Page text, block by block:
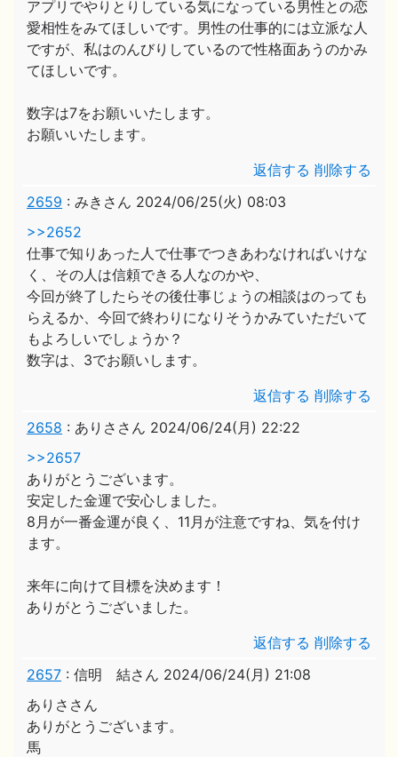
アプリでやりとりしている気になっている男性との恋
愛相性をみてほしいです。男性の仕事的には立派な人
ですが、私はのんびりしているので性格面あうのかみ
てほしいです。
数字は7をお願いいたします。
お願いいたします。
返信する 削除する
2659 : みきさん 2024/06/25(火) 08:03
>>2652
仕事で知りあった人で仕事でつきあわなければいけな
く、その人は信頼できる人なのかや、
今回が終了したらその後仕事じょうの相談はのっても
らえるか、今回で終わりになりそうかみていただいて
もよろしいでしょうか？
数字は、3でお願いします。
返信する 削除する
2658 : ありささん 2024/06/24(月) 22:22
>>2657
ありがとうございます。
安定した金運で安心しました。
8月が一番金運が良く、11月が注意ですね、気を付け
ます。
来年に向けて目標を決めます！
ありがとうございました。
返信する 削除する
2657 : 信明 結さん 2024/06/24(月) 21:08
ありささん
ありがとうございます。
馬